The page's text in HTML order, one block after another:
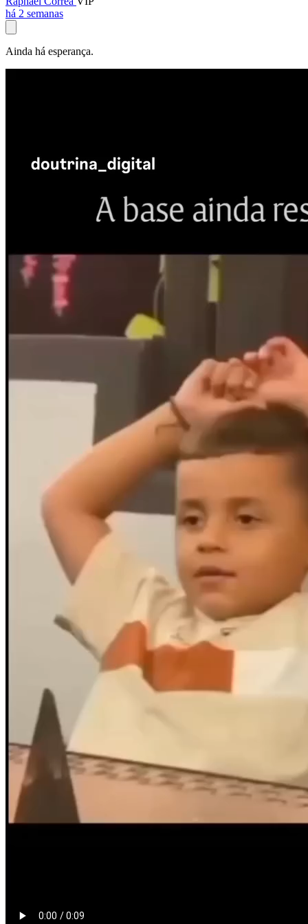
há 2 semanas
Ainda há esperança.